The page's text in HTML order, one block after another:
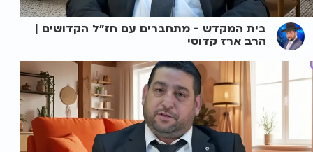
בית המקדש - מתחברים עם חז"ל הקדושים |
הרב ארז קדוסי